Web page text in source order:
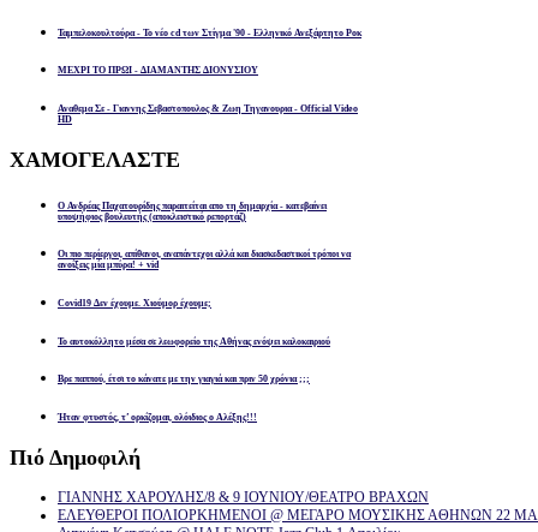
Ταμπελοκουλτούρα - Το νέο cd των Στίγμα '90 - Ελληνικό Ανεξάρτητο Ροκ
ΜΕΧΡΙ ΤΟ ΠΡΩΙ - ΔΙΑΜΑΝΤΗΣ ΔΙΟΝΥΣΙΟΥ
Αναθεμα Σε - Γιαννης Σεβαστοπουλος & Ζωη Τηγανουρια - Official Video
HD
ΧΑΜΟΓΕΛΑΣΤΕ
Ο Ανδρέας Παχατουρίδης παραιτείται απο τη δημαρχία - κατεβαίνει
υποψήφιος βουλευτής (αποκλειστικό ρεπορτάζ)
Οι πιο περίεργοι, απίθανοι, αναπάντεχοι αλλά και διασκεδαστικοί τρόποι να
ανοίξεις μία μπύρα! + vid
Covid19 Δεν έχουμε. Χιούμορ έχουμε;
Το αυτοκόλλητο μέσα σε λεωφορείο της Αθήνας ενόψει καλοκαιριού
Βρε παππού, έτσι το κάνατε με την γιαγιά και πριν 50 χρόνια ;;;
Ήταν φτυστός, τ’ ορκίζομαι, ολόιδιος ο Αλέξης!!!
Πιό Δημοφιλή
ΓΙΑΝΝΗΣ ΧΑΡΟΥΛΗΣ/8 & 9 ΙΟΥΝΙΟΥ/ΘΕΑΤΡΟ ΒΡΑΧΩΝ
ΕΛΕΥΘΕΡΟΙ ΠΟΛΙΟΡΚΗΜΕΝΟΙ @ ΜΕΓΑΡΟ ΜΟΥΣΙΚΗΣ ΑΘΗΝΩΝ 22